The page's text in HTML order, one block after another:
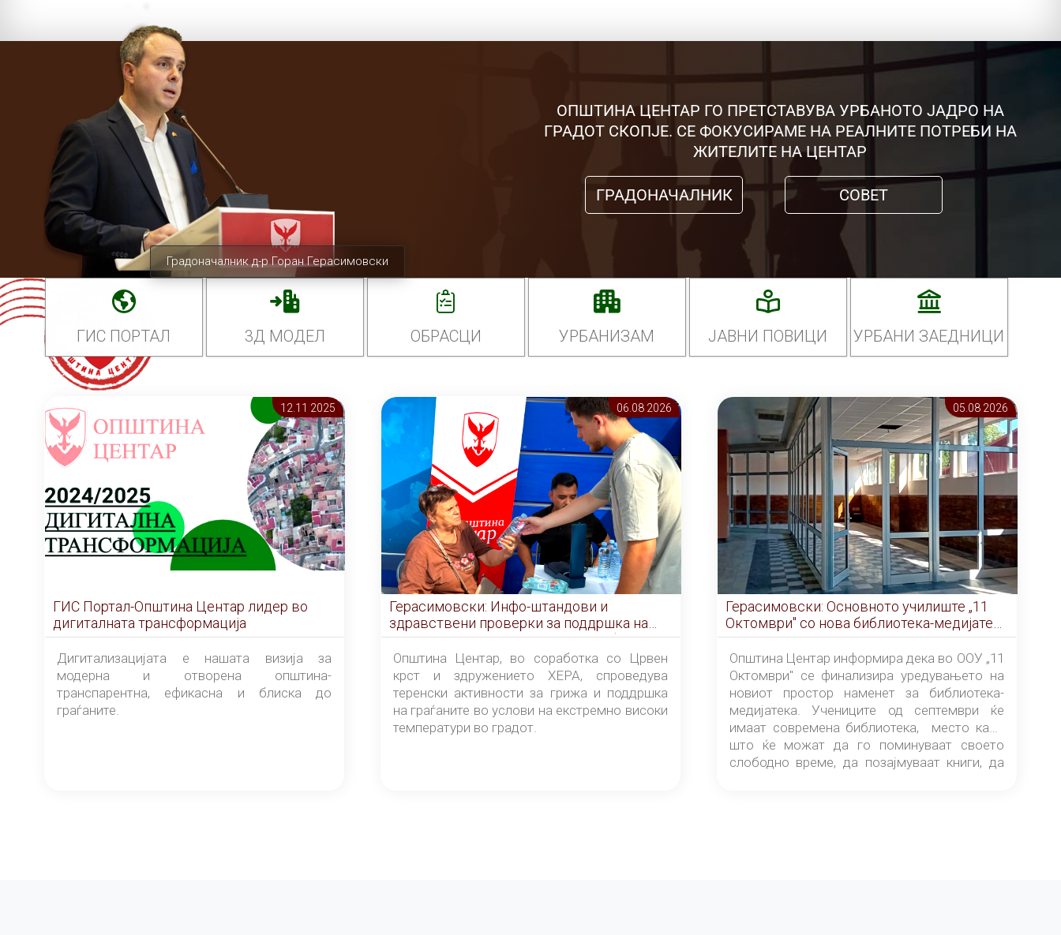
Градоначалник д-р Горан Герасимовски
ОПШТИНА ЦЕНТАР ГО ПРЕТСТАВУВА УРБАНОТО ЈАДРО НА
ГРАДОТ СКОПЈЕ. СЕ ФОКУСИРАМЕ НА РЕАЛНИТЕ ПОТРЕБИ НА
ЖИТЕЛИТЕ НА ЦЕНТАР
ГРАДОНАЧАЛНИК СОВЕТ
ГИС ПОРТАЛ 3Д МОДЕЛ ОБРАСЦИ УРБАНИЗАМ ЈАВНИ ПОВИЦИ УРБАНИ ЗАЕДНИЦИ
12.11 2025
ГИС Портал-Општина Центар лидер во
дигиталната трансформација
Дигитализацијата е нашата визија за
модерна и отворена општина-
транспарентна, ефикасна и блиска до
граѓаните.
06.08 2026
Герасимовски: Инфо-штандови и
здравствени проверки за поддршка на
граѓаните во услови на топлотен бран
Општина Центар, во соработка со Црвен
крст и здружението ХЕРА, спроведува
теренски активности за грижа и поддршка
на граѓаните во услови на екстремно високи
температури во градот.
05.08 2026
Герасимовски: Основното училиште „11
Октомври" со нова библиотека-медијатека
од септември
Општина Центар информира дека во ООУ „11
Октомври" се финализира уредувањето на
новиот простор наменет за библиотека-
медијатека. Учениците од септември ќе
имаат современа библиотека, место каде
што ќе можат да го поминуваат своето
слободно време, да позајмуваат книги, да